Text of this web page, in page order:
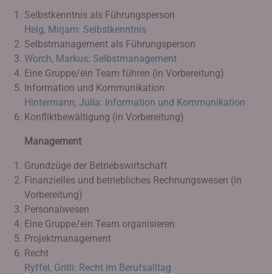
Selbstkenntnis als Führungsperson
Helg, Mirjam: Selbstkenntnis
Selbstmanagement als Führungsperson
Worch, Markus: Selbstmanagement
Eine Gruppe/ein Team führen (in Vorbereitung)
Information und Kommunikation
Hintermann, Julia: Information und Kommunikation
Konfliktbewältigung (in Vorbereitung)
Management
Grundzüge der Betriebswirtschaft
Finanzielles und betriebliches Rechnungswesen (in
Vorbereitung)
Personalwesen
Eine Gruppe/ein Team organisieren
Projektmanagement
Recht
Ryffel, Gritli: Recht im Berufsalltag